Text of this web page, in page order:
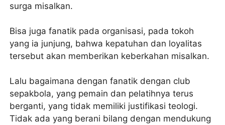
surga misalkan.
Bisa juga fanatik pada organisasi, pada tokoh
yang ia junjung, bahwa kepatuhan dan loyalitas
tersebut akan memberikan keberkahan misalkan.
Lalu bagaimana dengan fanatik dengan club
sepakbola, yang pemain dan pelatihnya terus
berganti, yang tidak memiliki justifikasi teologi.
Tidak ada yang berani bilang dengan mendukung